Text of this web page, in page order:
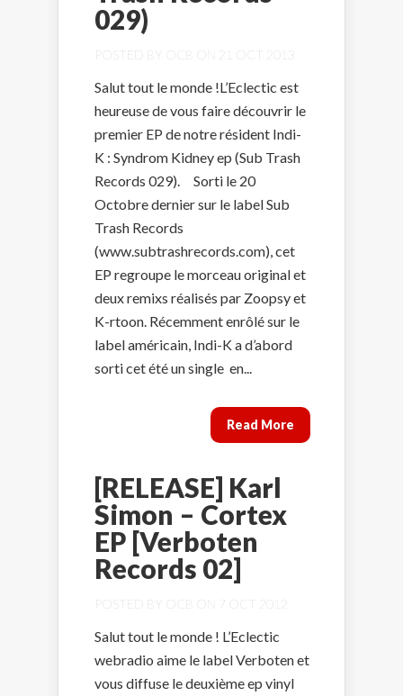
029)
POSTED BY OCB ON 21 OCT 2013
Salut tout le monde !L’Eclectic est
heureuse de vous faire découvrir le
premier EP de notre résident Indi-
K : Syndrom Kidney ep (Sub Trash
Records 029). Sorti le 20
Octobre dernier sur le label Sub
Trash Records
(www.subtrashrecords.com), cet
EP regroupe le morceau original et
deux remixs réalisés par Zoopsy et
K-rtoon. Récemment enrôlé sur le
label américain, Indi-K a d’abord
sorti cet été un single en...
Read More
[RELEASE] Karl
Simon – Cortex
EP [Verboten
Records 02]
POSTED BY OCB ON 7 OCT 2012
Salut tout le monde ! L’Eclectic
webradio aime le label Verboten et
vous diffuse le deuxième ep vinyl